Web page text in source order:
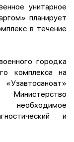
унитарное
планирует
в течение
городка
комплекса на
необходимое
и